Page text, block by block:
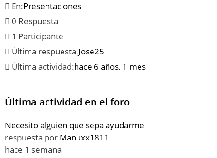
En:Presentaciones
0 Respuesta
1 Participante
Última respuesta:Jose25
Última actividad:hace 6 años, 1 mes
Última actividad en el foro
Necesito alguien que sepa ayudarme
respuesta por Manuxx1811
hace 1 semana